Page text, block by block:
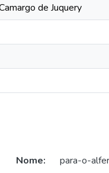
de Juquery
Nome:
para-o-